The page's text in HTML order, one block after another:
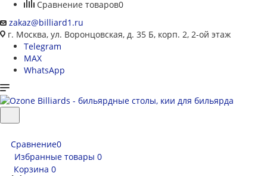
Сравнение товаров0
zakaz@billiard1.ru
г. Москва, ул. Воронцовская, д. 35 Б, корп. 2, 2-ой этаж
Telegram
MAX
WhatsApp
Сравнение0
Избранные товары 0
Корзина 0